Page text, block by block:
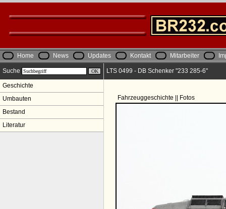
Home News Updates Kontakt Mitarbeiter
Suche
Geschichte
Umbauten
Bestand
Literatur
LTS 0499 - DB Schenker "233 285-6"
Fahrzeuggeschichte || Fotos